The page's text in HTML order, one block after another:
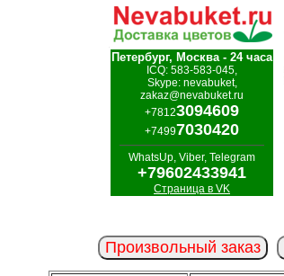
Петербург, Москва - 24 часа
ICQ: 583-583-045,
Skype: nevabuket,
zakaz@nevabuket.ru
+78123094609
+74997030420
WhatsUp, Viber, Telegram
+79602433941
Страница в VK
Произвольный заказ